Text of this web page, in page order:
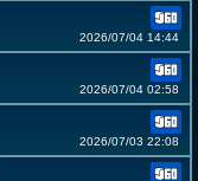
2026/07/04 14:44
2026/07/04 02:58
2026/07/03 22:08